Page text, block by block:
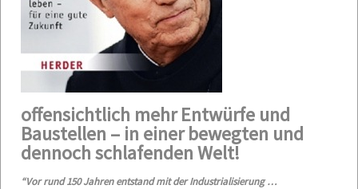
offensichtlich mehr Entwürfe und
Baustellen – in einer bewegten und
dennoch schlafenden Welt!
“Vor rund 150 Jahren entstand mit der Industrialisierung …